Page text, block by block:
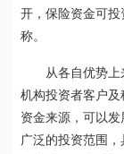
开，保险资金可
称。
从各自优势上
机构投资者客户
资金来源，可以
广泛的投资范围